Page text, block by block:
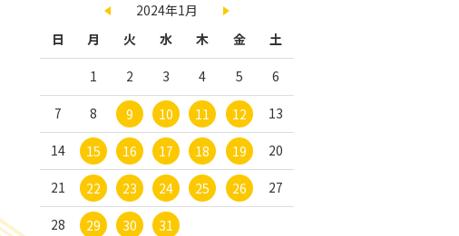
2024年1月
日
月 火 水 木 金 土
1 2 3 4 5 6
7 8 9 10 11 12 13
14 15 16 17 18 19 20
21 22 23 24 25 26 27
28 29 30 31